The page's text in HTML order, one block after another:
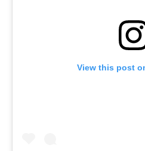
View this post